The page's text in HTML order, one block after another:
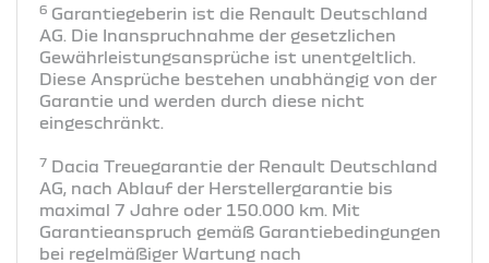
6 Garantiegeberin ist die Renault Deutschland
AG. Die Inanspruchnahme der gesetzlichen
Gewährleistungsansprüche ist unentgeltlich.
Diese Ansprüche bestehen unabhängig von der
Garantie und werden durch diese nicht
eingeschränkt.
7 Dacia Treuegarantie der Renault Deutschland
AG, nach Ablauf der Herstellergarantie bis
maximal 7 Jahre oder 150.000 km. Mit
Garantieanspruch gemäß Garantiebedingungen
bei regelmäßiger Wartung nach